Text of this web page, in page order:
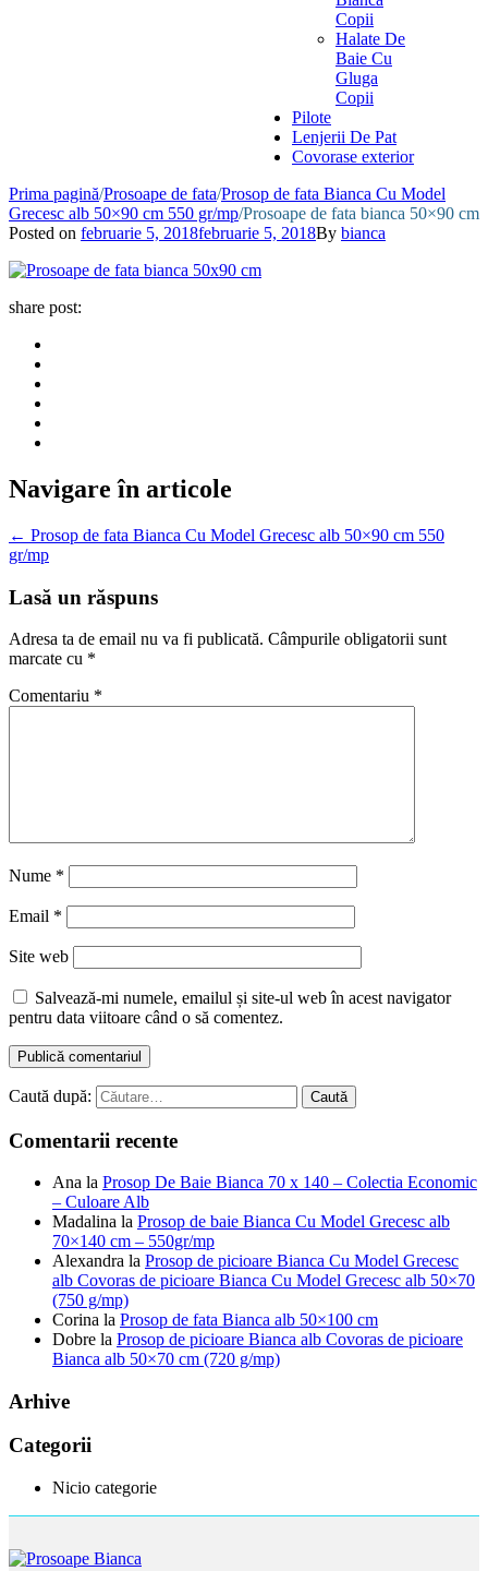
Copii
Halate De
Baie Cu
Gluga
Copii
Pilote
Lenjerii De Pat
Covorase exterior
Prima pagină/Prosoape de fata/Prosop de fata Bianca Cu Model
Grecesc alb 50×90 cm 550 gr/mp/Prosoape de fata bianca 50×90 cm
Posted on februarie 5, 2018februarie 5, 2018By bianca
share post:
Navigare în articole
← Prosop de fata Bianca Cu Model Grecesc alb 50×90 cm 550
gr/mp
Lasă un răspuns
Adresa ta de email nu va fi publicată. Câmpurile obligatorii sunt
marcate cu *
Comentariu *
Nume *
Email *
Site web
Salvează-mi numele, emailul și site-ul web în acest navigator
pentru data viitoare când o să comentez.
Caută după:
Comentarii recente
Ana la Prosop De Baie Bianca 70 x 140 – Colectia Economic
– Culoare Alb
Madalina la Prosop de baie Bianca Cu Model Grecesc alb
70×140 cm – 550gr/mp
Alexandra la Prosop de picioare Bianca Cu Model Grecesc
alb Covoras de picioare Bianca Cu Model Grecesc alb 50×70
(750 g/mp)
Corina la Prosop de fata Bianca alb 50×100 cm
Dobre la Prosop de picioare Bianca alb Covoras de picioare
Bianca alb 50×70 cm (720 g/mp)
Arhive
Categorii
Nicio categorie